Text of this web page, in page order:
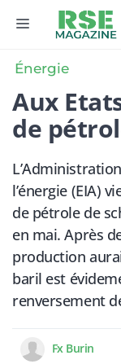
MENU
Énergie
​Aux
de
l’énergie (EIA)
de pétrole de
en mai. Après
production
baril est
renversement
Fx Burin